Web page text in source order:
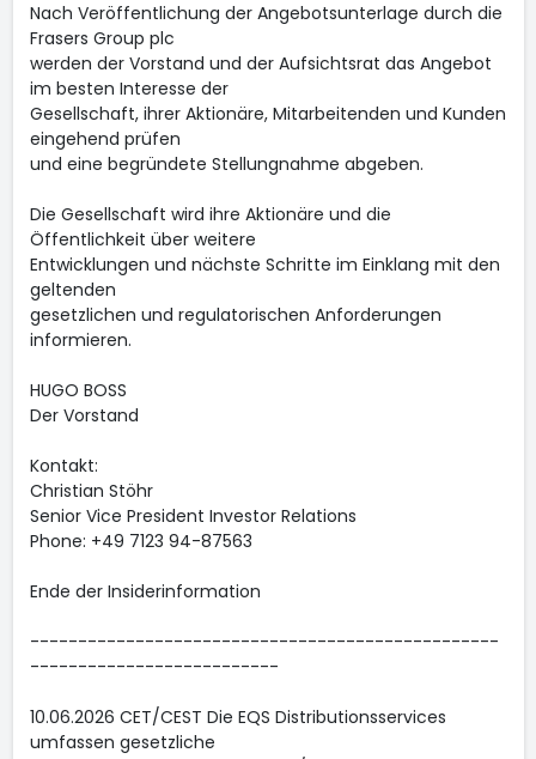
Nach Veröffentlichung der Angebotsunterlage durch die
Frasers Group plc
werden der Vorstand und der Aufsichtsrat das Angebot
im besten Interesse der
Gesellschaft, ihrer Aktionäre, Mitarbeitenden und Kunden
eingehend prüfen
und eine begründete Stellungnahme abgeben.
Die Gesellschaft wird ihre Aktionäre und die
Öffentlichkeit über weitere
Entwicklungen und nächste Schritte im Einklang mit den
geltenden
gesetzlichen und regulatorischen Anforderungen
informieren.
HUGO BOSS
Der Vorstand
Kontakt:
Christian Stöhr
Senior Vice President Investor Relations
Phone: +49 7123 94-87563
Ende der Insiderinformation
-------------------------------------------------
--------------------------
10.06.2026 CET/CEST Die EQS Distributionsservices
umfassen gesetzliche